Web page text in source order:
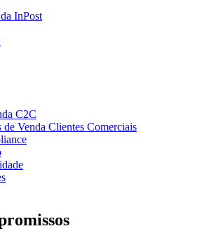
InPost
C2C
de Venda Clientes Comerciais